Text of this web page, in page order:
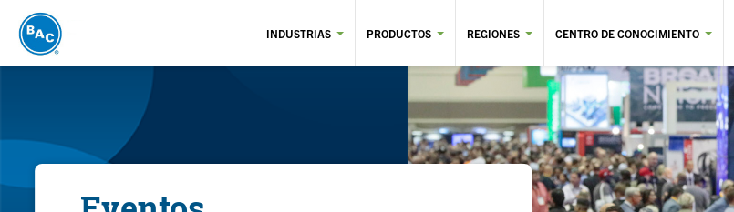
contenido
principal
INDUSTRIAS PRODUCTOS REGIONES CENTRO DE CONOCIMIENTO